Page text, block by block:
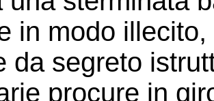
in modo
da segreto
procure in